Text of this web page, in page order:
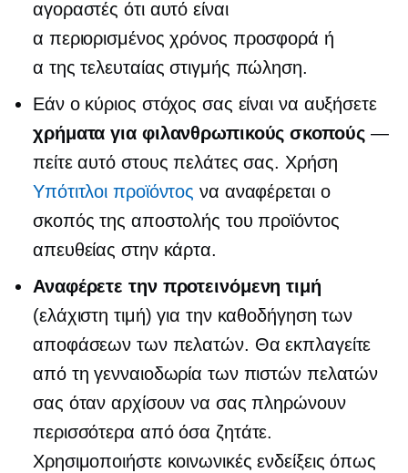
αγοραστές ότι αυτό είναι
α περιορισμένος χρόνος προσφορά ή
α της τελευταίας στιγμής πώληση.
Εάν ο κύριος στόχος σας είναι να αυξήσετε
χρήματα για φιλανθρωπικούς σκοπούς—
πείτε αυτό στους πελάτες σας. Χρήση
Υπότιτλοι προϊόντος να αναφέρεται ο
σκοπός της αποστολής του προϊόντος
απευθείας στην κάρτα.
Αναφέρετε την προτεινόμενη τιμή
(ελάχιστη τιμή) για την καθοδήγηση των
αποφάσεων των πελατών. Θα εκπλαγείτε
από τη γενναιοδωρία των πιστών πελατών
σας όταν αρχίσουν να σας πληρώνουν
περισσότερα από όσα ζητάτε.
Χρησιμοποιήστε κοινωνικές ενδείξεις όπως